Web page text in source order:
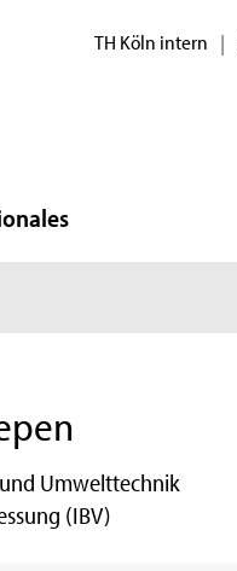
TH Köln intern |
Umwelttechnik
(IBV)